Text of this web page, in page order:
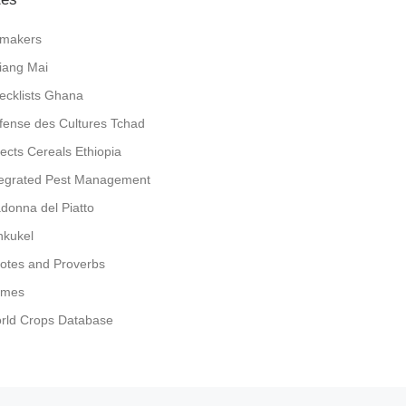
Mai
Ghana
des Cultures Tchad
Cereals Ethiopia
Pest Management
del Piatto
and Proverbs
Crops Database